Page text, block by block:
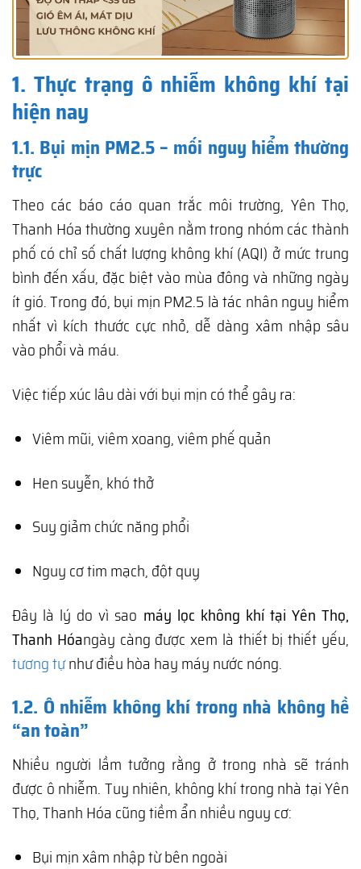
1. Thực trạng ô nhiễm không khí tại
hiện nay
1.1. Bụi mịn PM2.5 – mối nguy hiểm thường
trực
Theo các báo cáo quan trắc môi trường, Yên Thọ,
Thanh Hóa thường xuyên nằm trong nhóm các thành
phố có chỉ số chất lượng không khí (AQI) ở mức trung
bình đến xấu, đặc biệt vào mùa đông và những ngày
ít gió. Trong đó, bụi mịn PM2.5 là tác nhân nguy hiểm
nhất vì kích thước cực nhỏ, dễ dàng xâm nhập sâu
vào phổi và máu.
Việc tiếp xúc lâu dài với bụi mịn có thể gây ra:
Viêm mũi, viêm xoang, viêm phế quản
Hen suyễn, khó thở
Suy giảm chức năng phổi
Nguy cơ tim mạch, đột quỵ
Đây là lý do vì sao máy lọc không khí tại Yên Thọ,
Thanh Hóangày càng được xem là thiết bị thiết yếu,
tương tựnhư điều hòa hay máy nước nóng.
1.2. Ô nhiễm không khí trong nhà không hề
“an toàn”
Nhiều người lầm tưởng rằng ở trong nhà sẽ tránh
được ô nhiễm. Tuy nhiên, không khí trong nhà tại Yên
Thọ, Thanh Hóa cũng tiềm ẩn nhiều nguy cơ:
Bụi mịn xâm nhập từ bên ngoài